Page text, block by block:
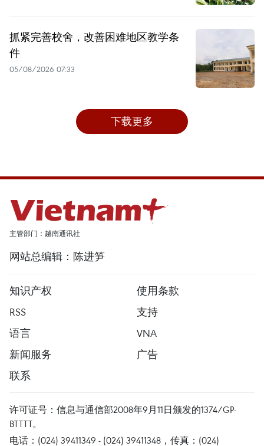
抓紧完善校舍，改善困难地区教学条
件
05/08/2026 07:33
下载更多
主管部门：越南通讯社
网站总编辑：陈进笋
知识产权
使用条款
RSS
支持
语言
VNA
新闻服务
广告
联系
许可证号：信息与通信部2008年9月11日颁发的1374/GP-
BTTTT。
电话：(024) 39411349 - (024) 39411348，传真：(024)